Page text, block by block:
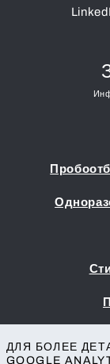
ДЛЯ БОЛЕЕ
GOOGLE